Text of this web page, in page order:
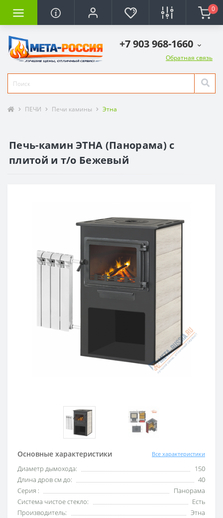
0
+7 903 968-1660
Обратная связь
ПЕЧИ Печи камины Этна
Печь-камин ЭТНА (Панорама) с
плитой и т/о Бежевый
Основные характеристики Все характеристики
Диаметр дымохода:
150
Длина дров см до:
40
Серия :
Панорама
Система чистое стекло:
Есть
Производитель:
Этна